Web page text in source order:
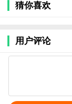
猜你喜欢
用户评论